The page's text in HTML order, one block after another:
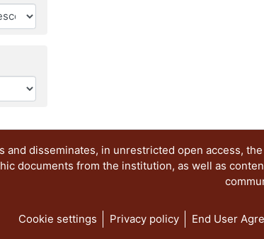
disseminates, in unrestricted open access,
documents from the institution, as well as
Cookie settings Privacy policy End User